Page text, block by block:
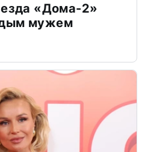
«Дома-2»
мужем